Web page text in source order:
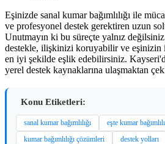
Eşinizde sanal kumar bağımlılığı ile
ve profesyonel destek gerektiren uzun
Unutmayın ki bu süreçte yalnız
destekle, ilişkinizi koruyabilir ve eşinizin
en iyi şekilde eşlik edebilirsiniz.
yerel destek kaynaklarına ulaşmaktan
Konu Etiketleri:
sanal kumar bağımlılığı eşte kumar
kumar bağımlılığı çözümleri
destek yolları